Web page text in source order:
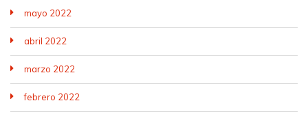
mayo 2022
abril 2022
marzo 2022
febrero 2022